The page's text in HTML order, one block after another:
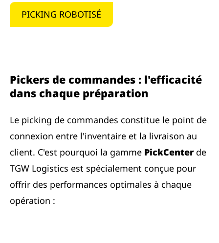
PICKING ROBOTISÉ
Pickers de commandes : l'efficacité
dans chaque préparation
Le picking de commandes constitue le point de
connexion entre l'inventaire et la livraison au
client. C'est pourquoi la gamme PickCenterde
TGW Logistics est spécialement conçue pour
offrir des performances optimales à chaque
opération :